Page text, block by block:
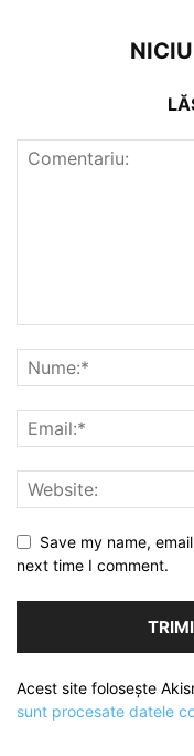
Save my name,
next time I comment.
Acest site folosește
sunt procesate datele